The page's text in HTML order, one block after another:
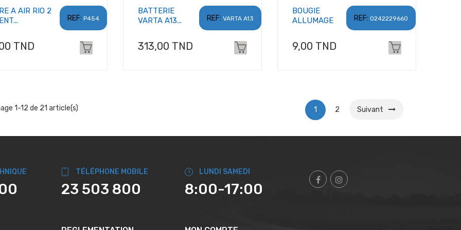
REF: P454
A AIR RIO 2
TND
REF: VARTA A13
BATTERIE
VARTA A13...
Prix
313,00 TND
REF: 0242229660
BOUGIE
ALLUMAGE
Prix
9,00 TND
1-12 de 21 article(s) 1 2 Suivant
TÉLÉPHONE MOBILE
23 503 800
LUNDI SAMEDI
8:00-17:00